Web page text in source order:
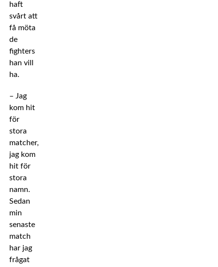
haft
svårt att
få möta
de
fighters
han vill
ha.
– Jag
kom hit
för
stora
matcher,
jag kom
hit för
stora
namn.
Sedan
min
senaste
match
har jag
frågat